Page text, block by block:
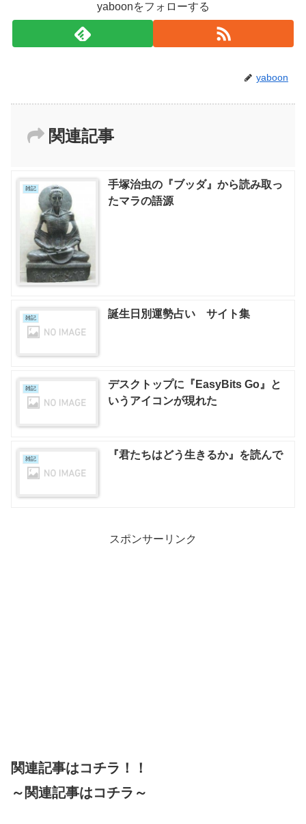
yaboonをフォローする
yaboon
関連記事
雑記
手塚治虫の『ブッダ』から読み取っ
たマラの語源
雑記 誕生日別運勢占い サイト集
雑記
デスクトップに『EasyBits Go』と
いうアイコンが現れた
雑記 『君たちはどう生きるか』を読んで
スポンサーリンク
関連記事はコチラ！！
～関連記事はコチラ～